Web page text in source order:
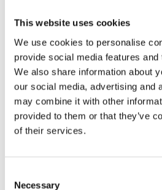
This website uses cookies
We use cookies to personalise
provide social media features
We also share information about
our social media, advertising and
may combine it with other
provided to them or that they’ve
of their services.
Selection
Necessary
Verde 3-delt gavesett
240kr
Velg